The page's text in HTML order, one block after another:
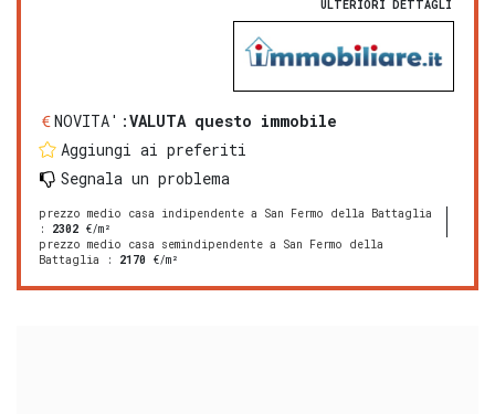
ULTERIORI DETTAGLI
NOVITA':VALUTA questo immobile
Aggiungi ai preferiti
Segnala un problema
prezzo medio casa indipendente a San Fermo della Battaglia
: 2302 €/m²
prezzo medio casa semindipendente a San Fermo della
Battaglia : 2170 €/m²